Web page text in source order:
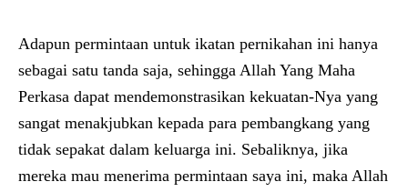
Adapun permintaan untuk ikatan pernikahan ini hanya
sebagai satu tanda saja, sehingga Allah Yang Maha
Perkasa dapat mendemonstrasikan kekuatan-Nya yang
sangat menakjubkan kepada para pembangkang yang
tidak sepakat dalam keluarga ini. Sebaliknya, jika
mereka mau menerima permintaan saya ini, maka Allah